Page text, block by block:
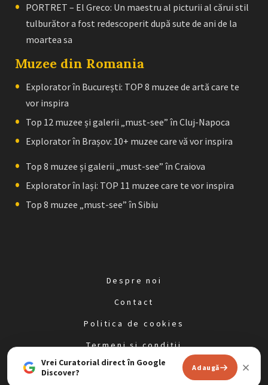
PORTRET – El Greco: Un maestru al picturii al cărui stil
tulburător a fost redescoperit după sute de ani de la
moartea sa
Muzee din Romania
Explorator în București: TOP 8 muzee de artă care te
vor inspira
Top 12 muzee și galerii „must-see” în Cluj-Napoca
Explorator în Brașov: 10+ muzee care vă vor inspira
Top 8 muzee și galerii „must-see” în Craiova
Explorator în Iași: TOP 11 muzee care te vor inspira
Top 8 muzee „must-see” în Sibiu
Despre noi
Contact
Politica de cookies
Termeni și condiții
Politica de confidențialitate
Vrei Curatorial direct în Google
Discover?
Adaugă